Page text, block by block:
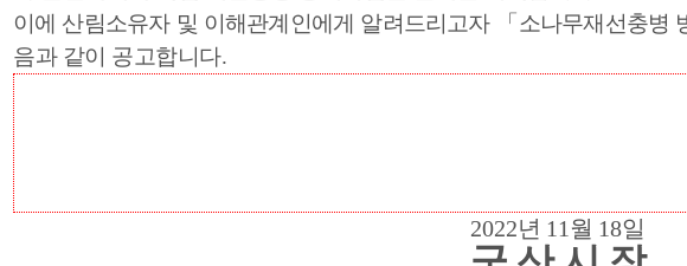
심상속』 원스톱 서비
환경 관련사이트
군산시체육회
재정용어사전
기금사업
군산시 답례품
이에 산림소유자 및 이해관계인에게 알려드리고자
「 소나무재선충병
음과 같이 공고합니다.
2022년 11 월 18일